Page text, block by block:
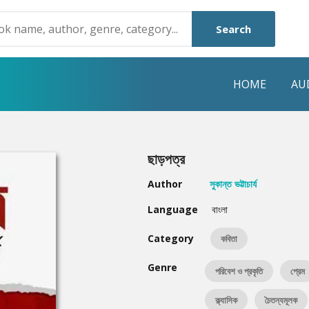
Search
HOME
Humayun Ahmed
Mouri Morium
Hot & New
ছাড়পত্র
Author
সুকান্ত ভট্টাচার্য
Language
বাংলা
Category কবিতা
Genre পরিবেশ ও প্রকৃতি প্রেম
ক্ল্যাসিক চৈতন্যমূলক